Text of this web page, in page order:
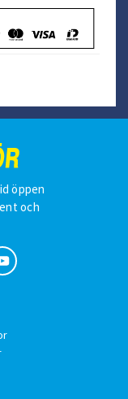
öppen
och